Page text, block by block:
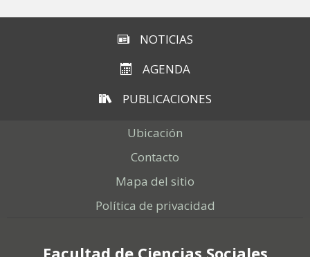
NOTICIAS
AGENDA
PUBLICACIONES
Ubicación
Contacto
Mapa del sitio
Política de privacidad
Facultad de Ciencias Sociales